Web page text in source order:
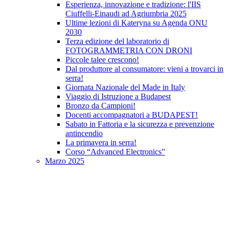
Esperienza, innovazione e tradizione: l'IIS
Ciuffelli-Einaudi ad Agriumbria 2025
Ultime lezioni di Kateryna su Agenda ONU
2030
Terza edizione del laboratorio di
FOTOGRAMMETRIA CON DRONI
Piccole talee crescono!
Dal produttore al consumatore: vieni a trovarci in
serra!
Giornata Nazionale del Made in Italy
Viaggio di Istruzione a Budapest
Bronzo da Campioni!
Docenti accompagnatori a BUDAPEST!
Sabato in Fattoria e la sicurezza e prevenzione
antincendio
La primavera in serra!
Corso “Advanced Electronics”
Marzo 2025